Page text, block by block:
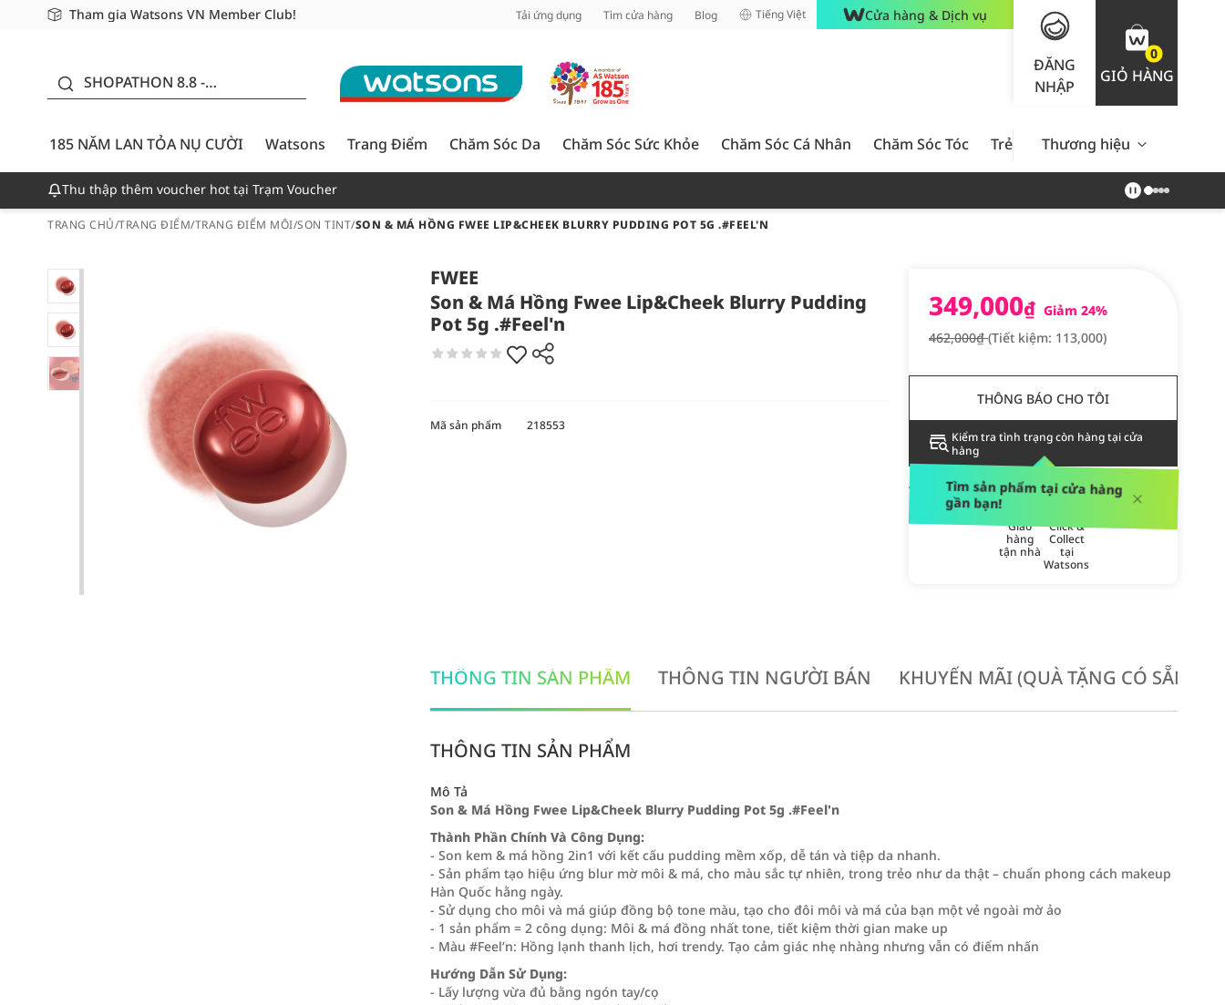
Tham gia Watsons VN Member Club!
Miễn phí giao hàng cho đơn hàng từ 249,000Đ
Giao hàng nhanh 24h - Áp dụng khu vực TP. Hồ Chí Minh Tải ứng dụng Tìm cửa hàng Blog Tiếng Việt Cửa hàng & Dịch vụ
ĐĂNG
NHẬP
0
GIỎ HÀNG
SHOPATHON 8.8 -
CƯỜI - GIẢM ĐẾN
50%
185 NĂM LAN TỎA NỤ CƯỜI
Watsons Trang Điểm Chăm Sóc Da Chăm Sóc Sức Khỏe Chăm Sóc Cá Nhân Chăm Sóc Tóc Trẻ Em Nam Giới Chăm Sóc
Thương hiệu
Thu thập thêm voucher hot tại Trạm Voucher
TRANG CHỦ/TRANG ĐIỂM/TRANG ĐIỂM MÔI/SON TINT/SON & MÁ HỒNG FWEE LIP&CHEEK BLURRY PUDDING POT 5G .#FEEL'N
FWEE
Son & Má Hồng Fwee Lip&Cheek Blurry Pudding
Pot 5g .#Feel'n
349,000₫ Giảm 24%
462,000₫(Tiết kiệm: 113,000)
THÔNG BÁO CHO TÔI
Kiểm tra tình trạng còn hàng tại cửa
hàng
Tìm sản phẩm tại cửa hàng
gần bạn!
PHƯƠNG THỨC GIAO HÀNG
Giao
hàng
tận nhà
Click &
Collect
tại
Watsons
Mã sản phẩm 218553
THÔNG TIN SẢN PHẨM THÔNG TIN NGƯỜI BÁN KHUYẾN MÃI (QUÀ TẶNG CÓ SẴN
THÔNG TIN SẢN PHẨM
Mô Tả
Son & Má Hồng Fwee Lip&Cheek Blurry Pudding Pot 5g .#Feel'n
Thành Phần Chính Và Công Dụng:
- Son kem & má hồng 2in1 với kết cấu pudding mềm xốp, dễ tán và tiệp da nhanh.
- Sản phẩm tạo hiệu ứng blur mờ môi & má, cho màu sắc tự nhiên, trong trẻo như da thật – chuẩn phong cách makeup
Hàn Quốc hằng ngày.
- Sử dụng cho môi và má giúp đồng bộ tone màu, tạo cho đôi môi và má của bạn một vẻ ngoài mờ ảo
- 1 sản phẩm = 2 công dụng: Môi & má đồng nhất tone, tiết kiệm thời gian make up
- Màu #Feel’n: Hồng lạnh thanh lịch, hơi trendy. Tạo cảm giác nhẹ nhàng nhưng vẫn có điểm nhấn
Hướng Dẫn Sử Dụng:
- Lấy lượng vừa đủ bằng ngón tay/cọ